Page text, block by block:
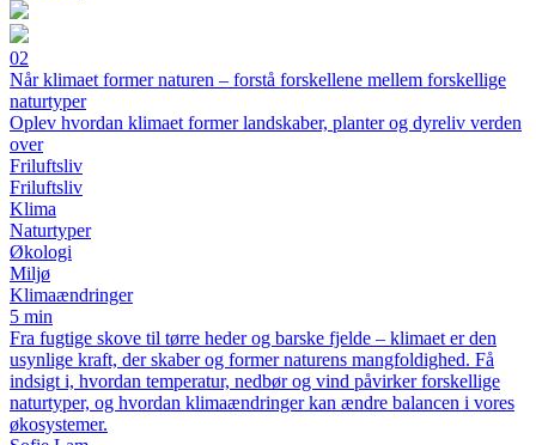
02
Når klimaet former naturen – forstå forskellene mellem forskellige
naturtyper
Oplev hvordan klimaet former landskaber, planter og dyreliv verden
over
Friluftsliv
Friluftsliv
Klima
Naturtyper
Økologi
Miljø
Klimaændringer
5 min
Fra fugtige skove til tørre heder og barske fjelde – klimaet er den
usynlige kraft, der skaber og former naturens mangfoldighed. Få
indsigt i, hvordan temperatur, nedbør og vind påvirker forskellige
naturtyper, og hvordan klimaændringer kan ændre balancen i vores
økosystemer.